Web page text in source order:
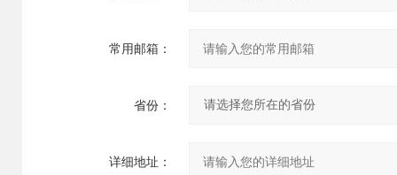
常用邮箱：
省份：
详细地址：